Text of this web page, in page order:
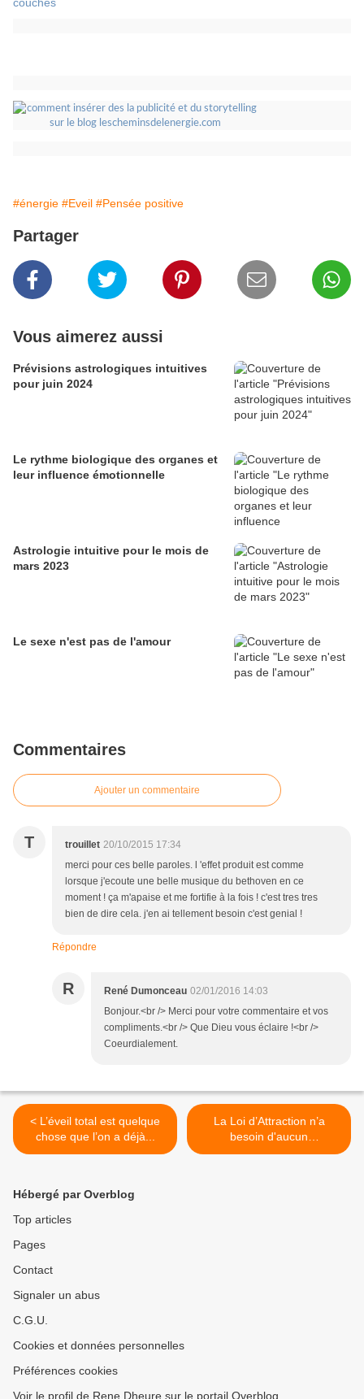
#énergie #Eveil #Pensée positive
Partager
Vous aimerez aussi
Prévisions astrologiques intuitives
pour juin 2024
Le rythme biologique des organes et
leur influence émotionnelle
Astrologie intuitive pour le mois de
mars 2023
Le sexe n'est pas de l'amour
Commentaires
Ajouter un commentaire
T trouillet 20/10/2015 17:34
merci pour ces belle paroles. l 'effet produit est comme
lorsque j'ecoute une belle musique du bethoven en ce
moment ! ça m'apaise et me fortifie à la fois ! c'est tres tres
bien de dire cela. j'en ai tellement besoin c'est genial !
Répondre
R René Dumonceau 02/01/2016 14:03
Bonjour.<br /> Merci pour votre commentaire et vos
compliments.<br /> Que Dieu vous éclaire !<br />
Coeurdialement.
< L’éveil total est quelque
chose que l’on a déjà...
La Loi d’Attraction n’a
besoin d'aucun
entrainement >
Hébergé par Overblog
Top articles
Pages
Contact
Signaler un abus
C.G.U.
Cookies et données personnelles
Préférences cookies
Voir le profil de Rene Dheure sur le portail Overblog